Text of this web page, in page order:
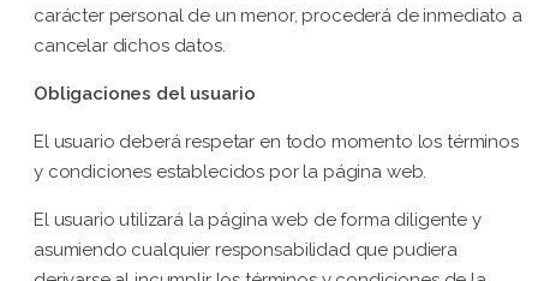
carácter personal de un menor, procederá de inmediato a
cancelar dichos datos.
Obligaciones del usuario
El usuario deberá respetar en todo momento los términos
y condiciones establecidos por la página web.
El usuario utilizará la página web de forma diligente y
asumiendo cualquier responsabilidad que pudiera